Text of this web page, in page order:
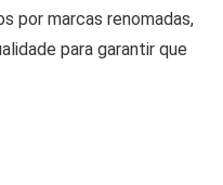
por marcas renomadas,
para garantir que